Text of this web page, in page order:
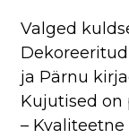
Valged
ja Pärnu
Kujutised
–